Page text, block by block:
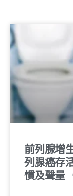
前列腺增
列腺癌存
慣及聲量